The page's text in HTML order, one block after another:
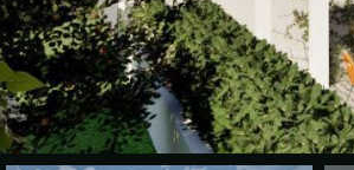
DIVENTA
UN
SEGNALATORE
Tipologia
-